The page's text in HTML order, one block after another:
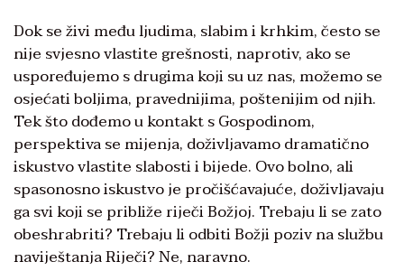
Dok se živi među ljudima, slabim i krhkim, često se
nije svjesno vlastite grešnosti, naprotiv, ako se
uspoređujemo s drugima koji su uz nas, možemo se
osjećati boljima, pravednijima, poštenijim od njih.
Tek što dođemo u kontakt s Gospodinom,
perspektiva se mijenja, doživljavamo dramatično
iskustvo vlastite slabosti i bijede. Ovo bolno, ali
spasonosno iskustvo je pročišćavajuće, doživljavaju
ga svi koji se približe riječi Božjoj. Trebaju li se zato
obeshrabriti? Trebaju li odbiti Božji poziv na službu
naviještanja Riječi? Ne, naravno.